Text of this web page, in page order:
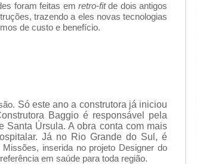
foram feitas em retro-fitde dois antigos
trazendo a eles novas tecnologias
de custo e benefício.
Só este anoa construtora já iniciou
Baggio é responsável pela
Santa Úrsula. A obra conta com mais
Já no Rio Grande do Sul, é
inserida no projeto Designer do
em saúde para toda região.